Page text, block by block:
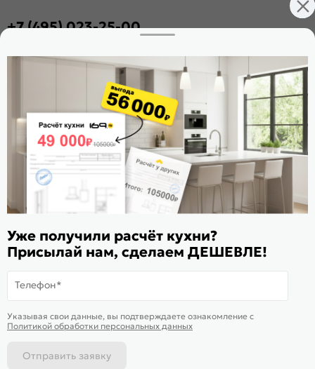
+7 (495) 023-25-00
Расскажите о нас
Поделиться
Оцените магазин
ИКС 1180
© 2015—2026 Интернет-магазин мебели Mebel169.ru
Пользовательское соглашение
Политика обработки персональных данных
Карта сайта
технологии
Уже получили расчёт кухни?
Присылай нам, сделаем ДЕШЕВЛЕ!
Телефон*
Указывая свои данные, вы подтверждаете ознакомление c
Политикой обработки персональных данных
Отправить заявку